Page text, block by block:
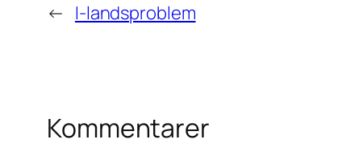
← I-landsproblem
Kommentarer